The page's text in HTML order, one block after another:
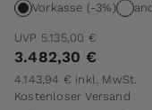
Vorkasse (-3%)
UVP 5.135,00 €
3.482,30 €
4.143,94 € inkl. MwSt.
Kostenloser Versand